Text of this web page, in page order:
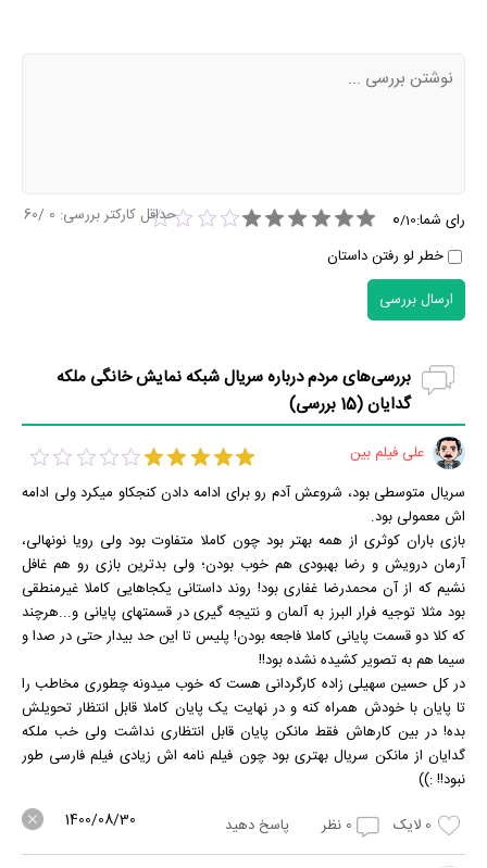
رای شما: 0/10
خطر لو رفتن داستان
حداقل کارکتر بررسی: 0
/60
ارسال بررسی
بررسی‌های مردم درباره سریال شبکه نمایش خانگی ملکه
گدایان (15 بررسی)
علی فیلم بین
سریال متوسطی بود، شروعش آدم رو برای ادامه دادن کنجکاو میکرد ولی ادامه
اش معمولی بود.
بازی باران کوثری از همه بهتر بود چون کاملا متفاوت بود ولی رویا نونهالی،
آرمان درویش و رضا بهبودی هم خوب بودن؛ ولی بدترین بازی رو هم غافل
نشیم که از آن محمدرضا غفاری بود! روند داستانی یکجاهایی کاملا غیرمنطقی
بود مثلا توجیه فرار البرز به آلمان و نتیجه گیری در قسمتهای پایانی و...هرچند
که کلا دو قسمت پایانی کاملا فاجعه بودن! پلیس تا این حد بیدار حتی در صدا و
سیما هم به تصویر کشیده نشده بود!!
در کل حسین سهیلی زاده کارگردانی هست که خوب میدونه چطوری مخاطب را
تا پایان با خودش همراه کنه و در نهایت یک پایان کاملا قابل انتظار تحویلش
بده! در بین کارهاش فقط مانکن پایان قابل انتظاری نداشت ولی خب ملکه
گدایان از مانکن سریال بهتری بود چون فیلم نامه اش زیادی فیلم فارسی طور
نبود!! :))
0 لایک 0 نظر پاسخ دهید 1400/08/30